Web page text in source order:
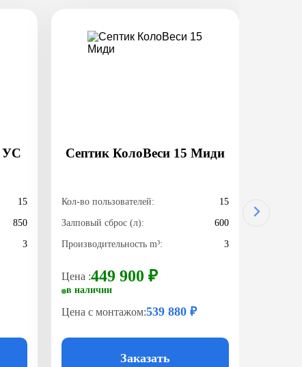
УС
15
850
3
Септик КолоВеси 15 Миди
Кол-во пользователей: 15
Залповый сброс (л): 600
Производительность m³: 3
Цена :449 900 ₽
в наличии
Цена с монтажом:539 880 ₽
Заказать